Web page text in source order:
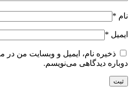
نام *
ایمیل *
ذخیره نام، ایمیل و وبسایت من در
دوباره دیدگاهی می‌نویسم.